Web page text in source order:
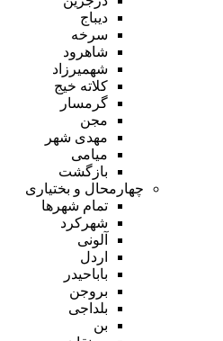
دیباج
سرخه
شاهرود
شهمیرزاد
کلاته خیج
گرمسار
مجن
مهدی شهر
میامی
بازگشت
چهارمحال و بختیاری
تمام شهر‌ها
شهرکرد
آلونی
اردل
باباحیدر
بروجن
بلداجی
بن